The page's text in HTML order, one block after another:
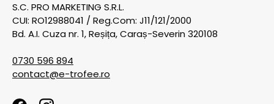
S.C. PRO MARKETING S.R.L.
CUI: RO12988041 / Reg.Com: J11/121/2000
Bd. A.I. Cuza nr. 1, Reșița, Caraș-Severin 320108
0730 596 894
contact@e-trofee.ro